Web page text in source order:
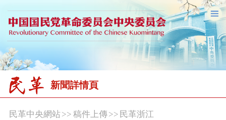
新聞詳情頁
民革中央網站>> 稿件上傳>> 民革浙江